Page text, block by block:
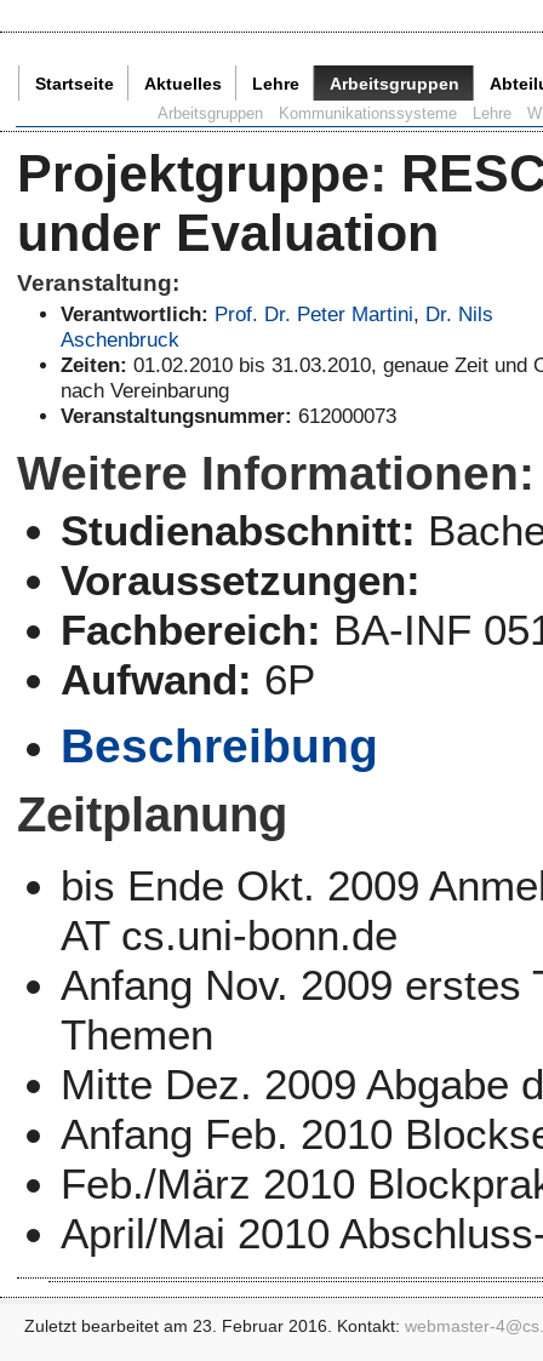
Startseite Aktuelles Lehre Arbeitsgruppen
Arbeitsgruppen Kommunikationssysteme Lehre
Projektgruppe:
under Evaluation
Veranstaltung:
Verantwortlich: Prof. Dr. Peter Martini, Dr. Nils
Aschenbruck
Zeiten: 01.02.2010 bis 31.03.2010, genaue Zeit und
nach Vereinbarung
Veranstaltungsnummer: 612000073
Weitere Informationen:
Studienabschnitt:
Voraussetzungen:
Fachbereich: BA-INF
Aufwand: 6P
Beschreibung
Zeitplanung
bis Ende Okt. 2009
AT cs.uni-bonn.de
Anfang Nov. 2009 erstes
Themen
Mitte Dez. 2009 Abgabe
Anfang Feb. 2010
Feb./März 2010
April/Mai 2010
Zuletzt bearbeitet am 23. Februar 2016. Kontakt: webmaster-4@